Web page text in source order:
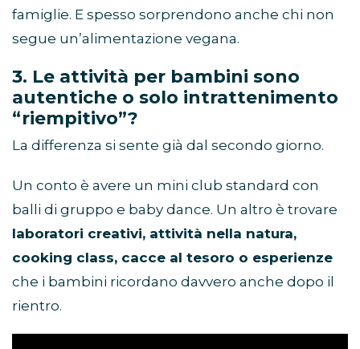
famiglie. E spesso sorprendono anche chi non
segue un’alimentazione vegana.
3. Le attività per bambini sono
autentiche o solo intrattenimento
“riempitivo”?
La differenza si sente già dal secondo giorno.
Un conto è avere un mini club standard con
balli di gruppo e baby dance. Un altro è trovare
laboratori creativi, attività nella natura,
cooking class, cacce al tesoro o esperienze
che i bambini ricordano davvero anche dopo il
rientro.